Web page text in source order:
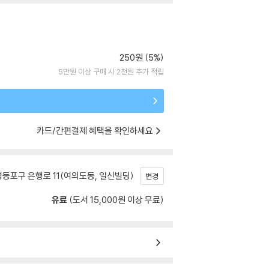
250원 (5%)
5만원 이상 구매 시 2천원 추가 적립
카드/간편결제 혜택을 확인하세요
포구 은행로 11(여의도동, 일신빌딩) 변경
유료 (도서 15,000원 이상 무료)